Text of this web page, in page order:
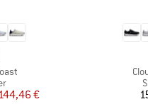
pris
144,46 €